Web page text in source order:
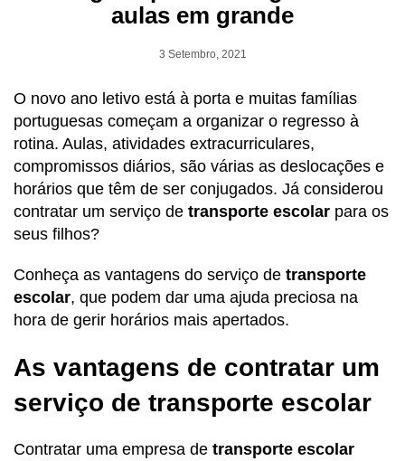
aulas em grande
3 Setembro, 2021
O novo ano letivo está à porta e muitas famílias
portuguesas começam a organizar o regresso à
rotina. Aulas, atividades extracurriculares,
compromissos diários, são várias as deslocações e
horários que têm de ser conjugados. Já considerou
contratar um serviço de transporte escolar para os
seus filhos?
Conheça as vantagens do serviço de transporte
escolar, que podem dar uma ajuda preciosa na
hora de gerir horários mais apertados.
As vantagens de contratar um
serviço de transporte escolar
Contratar uma empresa de transporte escolar